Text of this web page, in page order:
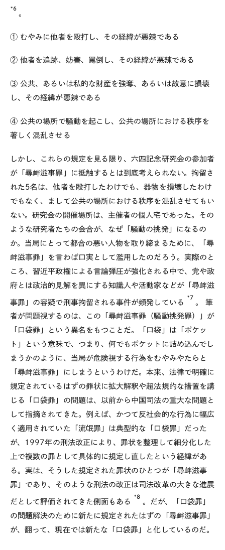
*6
。
① むやみに他者を殴打し、その経緯が悪辣である
② 他者を追跡、妨害、罵倒し、その経緯が悪辣である
③ 公共、あるいは私的な財産を強奪、あるいは故意に損壊
し、その経緯が悪辣である
④ 公共の場所で騒動を起こし、公共の場所における秩序を
著しく混乱させる
しかし、これらの規定を見る限り、六四記念研究会の参加者
が「尋衅滋事罪」に抵触するとは到底考えられない。拘留さ
れた5名は、他者を殴打したわけでも、器物を損壊したわけ
でもなく、まして公共の場所における秩序を混乱させてもい
ない。研究会の開催場所は、主催者の個人宅であった。その
ような研究者たちの会合が、なぜ「騒動の挑発」になるの
か。当局にとって都合の悪い人物を取り締まるために、「尋
衅滋事罪」を言わば口実として濫用したのだろう。実際のと
ころ、習近平政権による言論弾圧が強化される中で、党や政
府とは政治的見解を異にする知識人や活動家などが「尋衅滋
事罪」の容疑で刑事拘留される事件が頻発している
*7
。 筆
者が問題視するのは、この「尋衅滋事罪（騒動挑発罪）」が
「口袋罪」という異名をもつことだ。「口袋」は「ポケッ
ト」という意味で、つまり、何でもポケットに詰め込んでし
まうかのように、当局が危険視する行為をむやみやたらと
「尋衅滋事罪」にしまうというわけだ。本来、法律で明確に
規定されているはずの罪状に拡大解釈や超法規的な措置を講
じる「口袋罪」の問題は、以前から中国司法の重大な問題と
して指摘されてきた。例えば、かつて反社会的な行為に幅広
く適用されていた「流氓罪」は典型的な「口袋罪」だった
が、1997年の刑法改正により、罪状を整理して細分化した
上で複数の罪として具体的に規定し直したという経緯があ
る。実は、そうした規定された罪状のひとつが「尋衅滋事
罪」であり、そのような刑法の改正は司法改革の大きな進展
だとして評価されてきた側面もある
*8
。だが、「口袋罪」
の問題解決のために新たに規定されたはずの「尋衅滋事罪」
が、翻って、現在では新たな「口袋罪」と化しているのだ。